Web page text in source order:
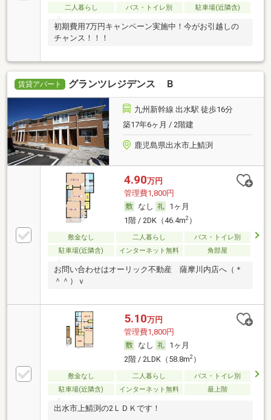
二人暮らし
バス・トイレ別 駐車場(近隣含)
初期費用7万円キャンペーン実施中！今がお引越しの
チャンス！！！
賃貸アパート グランツレジデンス Ｂ
九州新幹線 出水駅 徒歩16分
築17年6ヶ月 / 2階建
鹿児島県出水市上鯖渕
4.90万円
管理費1,800円
なし
1ヶ月
1階 / 2DK（46.4m2）
敷金なし 二人暮らし
バス・トイレ別
駐車場(近隣含)
インターネット無料 角部屋
お問い合わせはオーリック不動産 薩摩川内店へ（＊
＾＾）ｖ
5.10万円
管理費1,800円
なし
1ヶ月
2階 / 2LDK（58.8m2）
敷金なし 二人暮らし
バス・トイレ別
駐車場(近隣含)
インターネット無料 最上階
出水市上鯖渕の2ＬＤＫです！